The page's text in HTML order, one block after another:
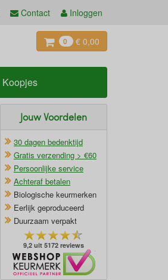
Contact Inloggen
0 € 0,00
Koopjes
Jouw Voordelen
30 dagen bedenktijd
Gratis verzending > €60
Persoonlijke service
Achteraf betalen
Biologische keurmerken
Eerlijk geproduceerd
Duurzaam verpakt
9,2 uit 5172 reviews